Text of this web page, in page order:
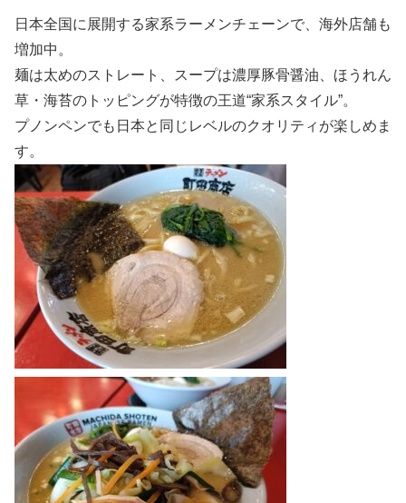
日本全国に展開する家系ラーメンチェーンで、海外店舗も
増加中。
麺は太めのストレート、スープは濃厚豚骨醤油、ほうれん
草・海苔のトッピングが特徴の王道“家系スタイル”。
プノンペンでも日本と同じレベルのクオリティが楽しめま
す。